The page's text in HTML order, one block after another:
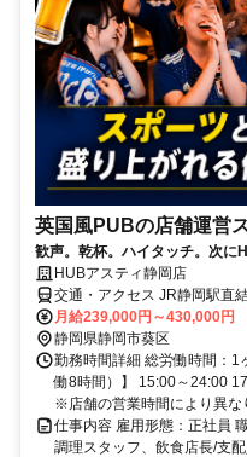
英国風PUBの店舗運営
歓声。乾杯。ハイタッチ。次に
HUBアスティ静岡店
交通・アクセス JR静岡駅直
月給239,000円～430,000円
静岡県静岡市葵区
勤務時間詳細 総労働時間：
働8時間）】 15:00～24:00
※店舗の営業時間により異な
仕事内容 雇用形態：正社員
調理スタッフ、飲食店長/支